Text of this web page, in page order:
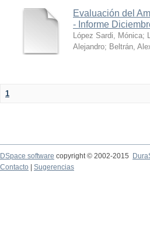
Evaluación del
- Informe
López Sardi, Mónica;
Alejandro; Beltrán,
1
DSpace software copyright © 2002-2015
Contacto
Sugerencias